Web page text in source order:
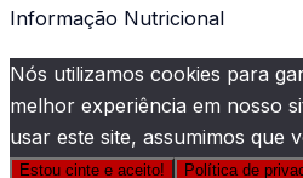
Informação Nutricional
Nós utilizamos cookies para
melhor experiência em nosso
usar este site, assumimos que
Estou cinte e aceito! Política de